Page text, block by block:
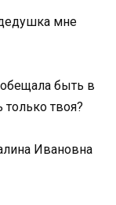
мне
быть в
только твоя?
Ивановна